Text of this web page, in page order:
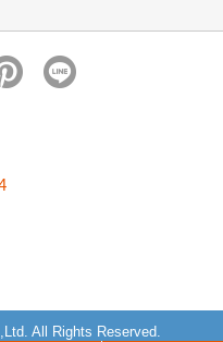
All Rights Reserved.